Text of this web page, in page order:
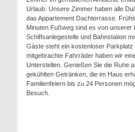
Urlaub. Unsere Zimmer haben alle
das Appartement Dachterrasse.
Minuten Fußweg sind es von unserer
Schiffsanlegestelle und Bahnstation
Gäste steht ein kostenloser
mitgebrachte Fahrräder haben wir
Unterstellen. Genießen Sie die Ruhe
gekühlten Getränken, die im Haus
Familienfeiern bis zu 24 Personen
Besuch.